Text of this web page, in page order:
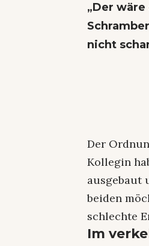
„Der
nicht
Der
Kollegin
ausgebaut
beiden
schlechte
Im